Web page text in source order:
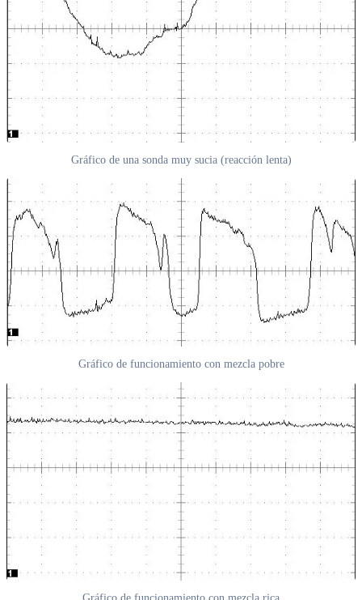
Gráfico de una sonda muy sucia (reacción lenta)
Gráfico de funcionamiento con mezcla pobre